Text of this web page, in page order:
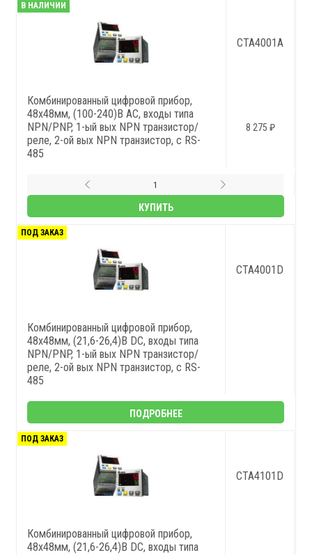
В НАЛИЧИИ
CTA4001A
Комбинированный цифровой прибор,
48x48мм, (100-240)В AC, входы типа
NPN/PNP, 1-ый вых NPN транзистор/
реле, 2-ой вых NPN транзистор, с RS-
485
8 275 ₽
КУПИТЬ
ПОД ЗАКАЗ
CTA4001D
Комбинированный цифровой прибор,
48x48мм, (21,6-26,4)В DC, входы типа
NPN/PNP, 1-ый вых NPN транзистор/
реле, 2-ой вых NPN транзистор, с RS-
485
ПОДРОБНЕЕ
ПОД ЗАКАЗ
CTA4101D
Комбинированный цифровой прибор,
48x48мм, (21,6-26,4)В DC, входы типа